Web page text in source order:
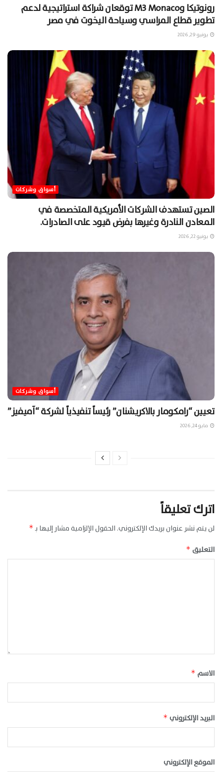
رونوتيكا وM3 Monaco توقعان شراكة استراتيجية لدعم
تطوير قطاع المراسي وسياحة اليخوت في مصر
يونيو 29, 2026
أسواق وشركات
الصين تستهدف الشركات الأمريكية المتخصصة في
المعادن النادرة وغيرها بفرض قيود على الصادرات.
يونيو 22, 2026
أسواق وشركات
تعيين “رامكومار بالاكريشنان” رئيساً تنفيذياً لشركة “آميفيز”
مايو 24, 2026
اترك تعليقاً
لن يتم نشر عنوان بريدك الإلكتروني. الحقول الإلزامية مشار إليها بـ*
التعليق *
الاسم *
البريد الإلكتروني *
الموقع الإلكتروني